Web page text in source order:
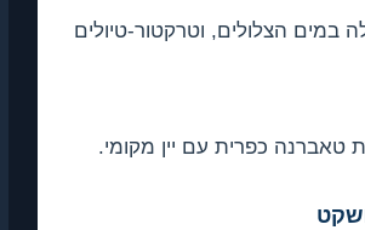
במים הצלולים, וטרקטור-טיולים
טאברנה כפרית עם יין מקומי.